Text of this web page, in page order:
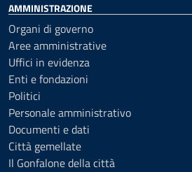
AMMINISTRAZIONE
Organi di governo
Aree amministrative
Uffici in evidenza
Enti e fondazioni
Politici
Personale amministrativo
Documenti e dati
Città gemellate
Il Gonfalone della città